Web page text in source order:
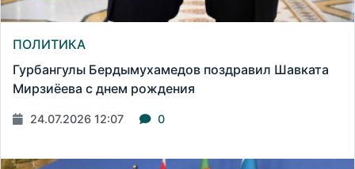
ПОЛИТИКА
Гурбангулы Бердымухамедов поздравил Шавката
Мирзиёева с днем рождения
24.07.2026 12:07 0